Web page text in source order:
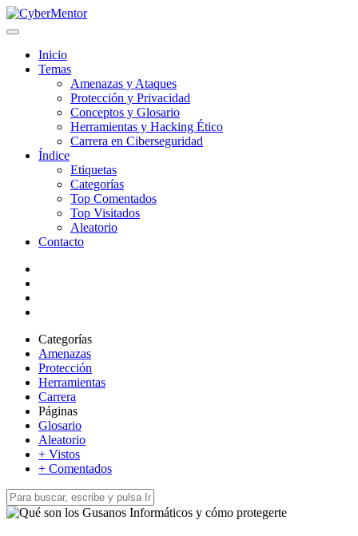
Inicio
Temas
Amenazas y Ataques
Protección y Privacidad
Conceptos y Glosario
Herramientas y Hacking Ético
Carrera en Ciberseguridad
Índice
Etiquetas
Categorías
Top Comentados
Top Visitados
Aleatorio
Contacto
Categorías
Amenazas
Protección
Herramientas
Carrera
Páginas
Glosario
Aleatorio
+ Vistos
+ Comentados